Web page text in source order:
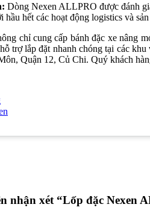
Dòng Nexen ALLPRO được đánh
hết các hoạt động logistics và
chỉ cung cấp bánh đặc xe nâng
trợ lắp đặt nhanh chóng tại các
Quận 12, Củ Chi. Quý khách
nhận xét “Lốp đặc Nexen